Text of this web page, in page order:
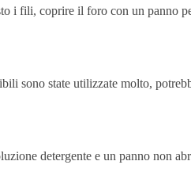
i fili, coprire il foro con un panno
sono state utilizzate molto,
detergente e un panno non